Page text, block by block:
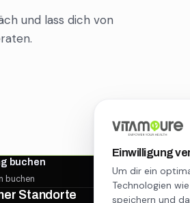
und lass dich von
buchen
buchen
Standorte Weitere
Einwilligung
Um dir ein
Technologien
speichern und